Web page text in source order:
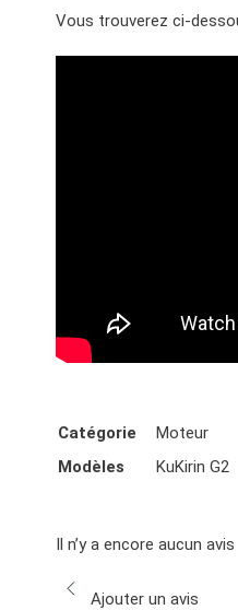
Vous trouverez ci-
Catégorie
Moteur
Modèles
KuKirin G2
Il n’y a encore aucun avis
Ajouter un avis